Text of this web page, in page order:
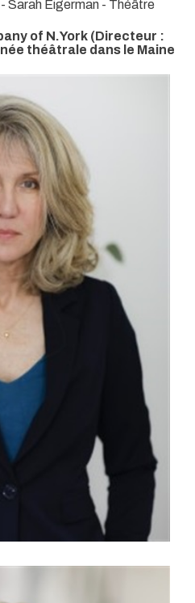
- Sarah Eigerman - Théâtre
of N.York (Directeur :
théâtrale dans le Maine